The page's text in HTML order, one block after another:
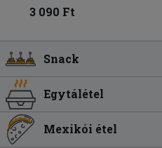
3 090 Ft
Snack
Egytálétel
Mexikói étel